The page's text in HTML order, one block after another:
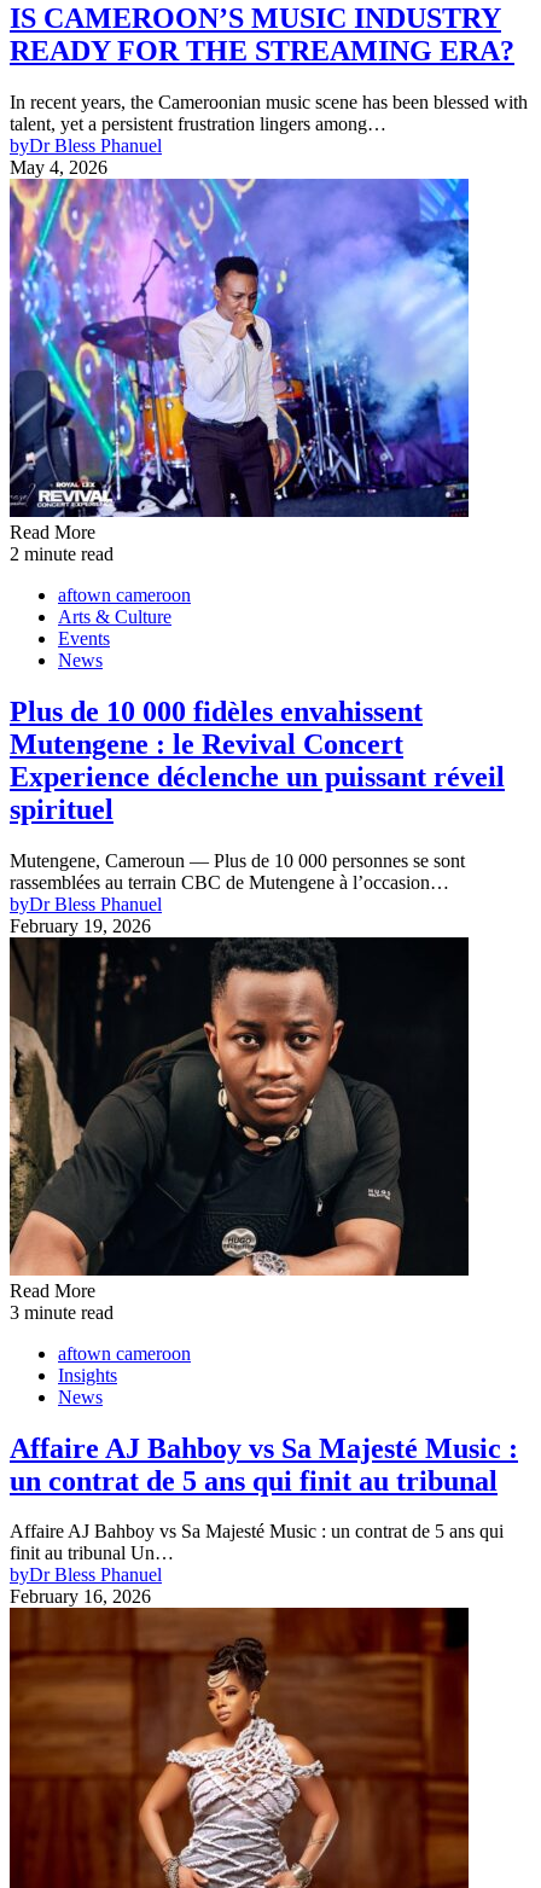
IS CAMEROON’S MUSIC INDUSTRY
READY FOR THE STREAMING ERA?
In recent years, the Cameroonian music scene has been blessed with
talent, yet a persistent frustration lingers among…
byDr Bless Phanuel
May 4, 2026
Read More
2 minute read
aftown cameroon
Arts & Culture
Events
News
Plus de 10 000 fidèles envahissent
Mutengene : le Revival Concert
Experience déclenche un puissant réveil
spirituel
Mutengene, Cameroun — Plus de 10 000 personnes se sont
rassemblées au terrain CBC de Mutengene à l’occasion…
byDr Bless Phanuel
February 19, 2026
Read More
3 minute read
aftown cameroon
Insights
News
Affaire AJ Bahboy vs Sa Majesté Music :
un contrat de 5 ans qui finit au tribunal
Affaire AJ Bahboy vs Sa Majesté Music : un contrat de 5 ans qui
finit au tribunal Un…
byDr Bless Phanuel
February 16, 2026